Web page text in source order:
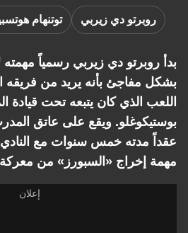
روبرتو دي زيربي توتنهام
بدأ روبرتو دي زيربي رسمياً مهمته
بشكل مفاجئ بأنه يريد من فريقه
اللعب الذي كان يتبعه تحت قيادة
بوستيكوغلو. ويقع على عاتق
عقداً مدته خمس سنوات مع النادي
مهمة إخراج «السبورز» من معركة